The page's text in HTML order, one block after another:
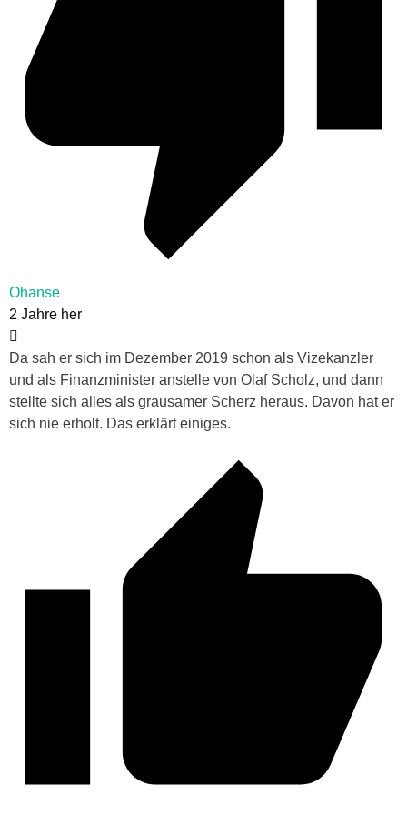
Ohanse
2 Jahre her
Da sah er sich im Dezember 2019 schon als Vizekanzler
und als Finanzminister anstelle von Olaf Scholz, und dann
stellte sich alles als grausamer Scherz heraus. Davon hat er
sich nie erholt. Das erklärt einiges.